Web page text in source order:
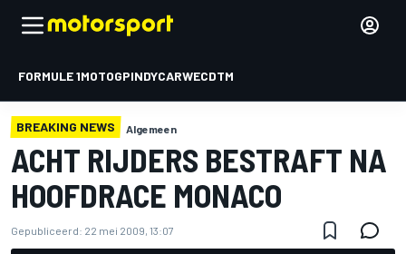
FORMULE 1MOTOGPINDYCARWECDTM
BREAKING NEWS Algemeen
ACHT RIJDERS BESTRAFT NA
HOOFDRACE MONACO
Gepubliceerd: 22 mei 2009, 13:07